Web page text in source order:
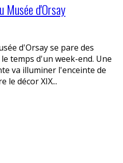
Musée d'Orsay
d'Orsay se pare des
temps d'un week-end. Une
va illuminer l'enceinte de
le décor XIX...